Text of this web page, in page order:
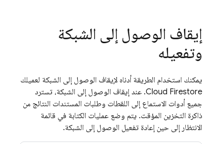
إيقاف الوصول إلى الشبكة
وتفعيله
يمكنك استخدام الطريقة أدناه لإيقاف الوصول إلى الشبكة لعميلك
Cloud Firestore. عند إيقاف الوصول إلى الشبكة، تسترد
جميع أدوات الاستماع إلى اللقطات وطلبات المستندات النتائج من
ذاكرة التخزين المؤقت. يتم وضع عمليات الكتابة في قائمة
الانتظار إلى حين إعادة تفعيل الوصول إلى الشبكة.